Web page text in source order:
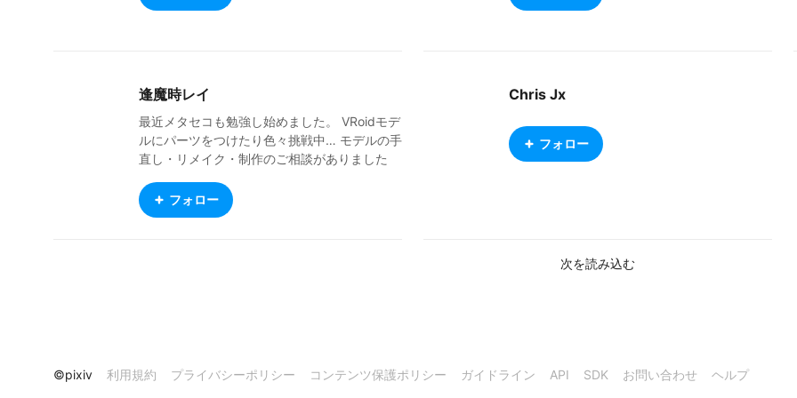
逢魔時レイ
最近メタセコも勉強し始めました。 VRoidモデ
ルにパーツをつけたり色々挑戦中… モデルの手
直し・リメイク・制作のご相談がありました
🙇‍♀️ ◆Twitter◆ https://twitter.com/o0__rei/ 👇
BOOTHの代わりにFANBOX始めました👇‬ http
フォロー
Chris Jx
フォロー
次を読み込む
©pixiv 利用規約 プライバシーポリシー コンテンツ保護ポリシー ガイドライン API SDK お問い合わせ ヘルプ